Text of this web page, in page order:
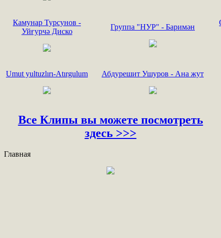
Камунар Турсунов -
Уйғурчә Диско
Группа "НУР" - Баримән
Umut yultuzlırı-Atırgulum Абдурешит Ушуров - Ана жут
Все Клипы вы можете посмотреть
здесь >>>
Главная